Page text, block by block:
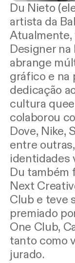
Du Nieto
artista da
Atualmente,
Designer
abrange
gráfico e na
dedicação
cultura
colaborou
Dove, Nike,
entre
identidades
Du também
Next
Club e teve
premiado
One Club,
tanto como
jurado.